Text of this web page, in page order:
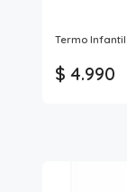
Termo Infantil
$ 4.990